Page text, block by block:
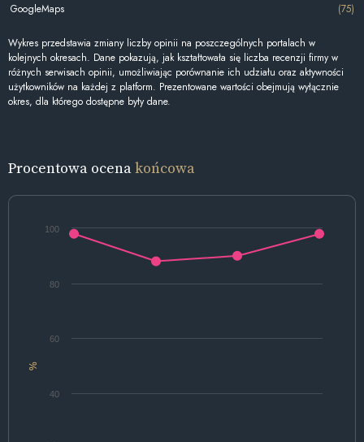
GoogleMaps (75)
Wykres przedstawia zmiany liczby opinii na poszczególnych portalach w
kolejnych okresach. Dane pokazują, jak kształtowała się liczba recenzji firmy w
różnych serwisach opinii, umożliwiając porównanie ich udziału oraz aktywności
użytkowników na każdej z platform. Prezentowane wartości obejmują wyłącznie
okres, dla którego dostępne były dane.
Procentowa ocenakońcowa
%
40
60
80
100